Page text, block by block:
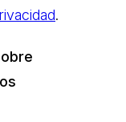
.